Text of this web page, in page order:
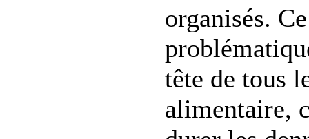
organisés.
tête de tous
alimentaire,